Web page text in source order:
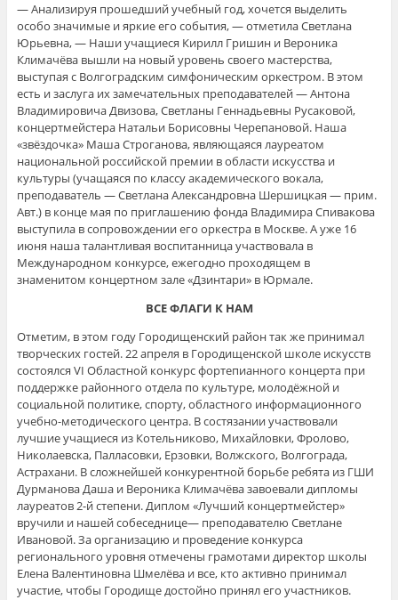
— Анализируя прошедший учебный год, хочется выделить
особо значимые и яркие его события, — отметила Светлана
Юрьевна, — Наши учащиеся Кирилл Гришин и Вероника
Климачёва вышли на новый уровень своего мастерства,
выступая с Волгоградским симфоническим оркестром. В этом
есть и заслуга их замечательных преподавателей — Антона
Владимировича Двизова, Светланы Геннадьевны Русаковой,
концертмейстера Натальи Борисовны Черепановой. Наша
«звёздочка» Маша Строганова, являющаяся лауреатом
национальной российской премии в области искусства и
культуры (учащаяся по классу академического вокала,
преподаватель — Светлана Александровна Шершицкая — прим.
Авт.) в конце мая по приглашению фонда Владимира Спивакова
выступила в сопровождении его оркестра в Москве. А уже 16
июня наша талантливая воспитанница участвовала в
Международном конкурсе, ежегодно проходящем в
знаменитом концертном зале «Дзинтари» в Юрмале.
ВСЕ ФЛАГИ К НАМ
Отметим, в этом году Городищенский район так же принимал
творческих гостей. 22 апреля в Городищенской школе искусств
состоялся VI Областной конкурс фортепианного концерта при
поддержке районного отдела по культуре, молодёжной и
социальной политике, спорту, областного информационного
учебно-методического центра. В состязании участвовали
лучшие учащиеся из Котельниково, Михайловки, Фролово,
Николаевска, Палласовки, Ерзовки, Волжского, Волгограда,
Астрахани. В сложнейшей конкурентной борьбе ребята из ГШИ
Дурманова Даша и Вероника Климачёва завоевали дипломы
лауреатов 2-й степени. Диплом «Лучший концертмейстер»
вручили и нашей собеседнице— преподавателю Светлане
Ивановой. За организацию и проведение конкурса
регионального уровня отмечены грамотами директор школы
Елена Валентиновна Шмелёва и все, кто активно принимал
участие, чтобы Городище достойно принял его участников.